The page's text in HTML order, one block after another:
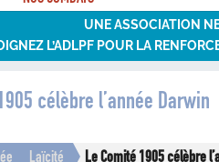
UNE ASSOCIATION
L’ADLPF POUR LA
célèbre l’année Darwin
Laïcité Le Comité 1905 célèbre